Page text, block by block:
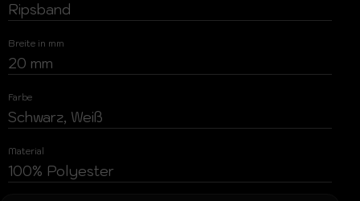
Ripsband
Breite in mm
20 mm
Farbe
Schwarz, Weiß
Material
100% Polyester